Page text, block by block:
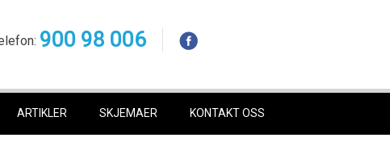
900 98 006
ARTIKLER SKJEMAER KONTAKT OSS